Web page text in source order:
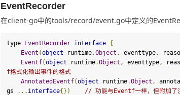
EventRecorder
在client-go中的tools/record/event.go中定义的
type EventRecorder interface {
Event (object runtime.Object , eventtype,
Eventf(object runtime.Object , eventtype,
f格式化输出事件的格式
AnnotatedEventf(object runtime.Object ,
gs
... interface{})
// 功能与Eventf一样，但附加